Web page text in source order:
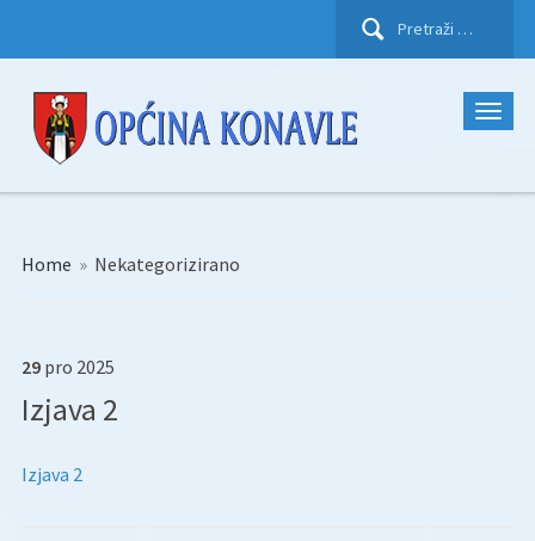
Pretraži:
Home » Nekategorizirano
29 pro 2025
Izjava 2
Izjava 2